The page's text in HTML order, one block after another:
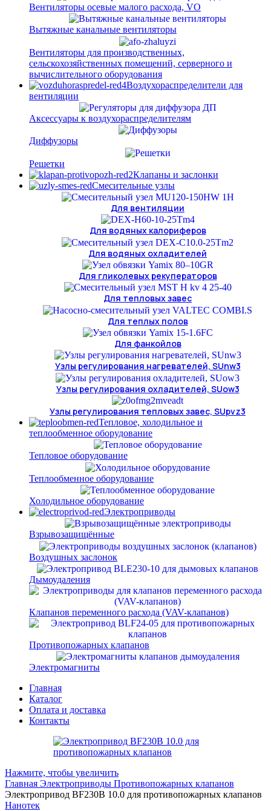
Вентиляторы осевые малого расхода, VO
Вытяжные канальные вентиляторы
Вентиляторы для производственных,
сельскохозяйственных помещений, серверного и
вычислительного оборудования
Воздухораспределители для
вентиляции
Аксессуары к воздухораспределителям
Диффузоры
Решетки
Клапаны и заслонки
Смесительные узлы
Для вентиляции
Для водяных калориферов
Для водяных охладителей
Для гликолевых рекуператоров
Для тепловых завес
Для теплых полов
Для фанкойлов
Узлы регулирования нагревателей, SUnw3
Узлы регулирования охладителей, SUow3
Узлы регулирования тепловых завес, SUpvz3
Тепловое, холодильное и
теплообменное оборудование
Тепловое оборудование
Теплообменное оборудование
Холодильное оборудование
Электроприводы
Взрывозащищённые
Воздушных заслонок
Дымоудаления
Клапанов переменного расхода (VAV-клапанов)
Противопожарных клапанов
Электромагниты
Главная
Каталог
Оплата и доставка
Контакты
Нажмите, чтобы увеличить
Главная Электроприводы Противопожарных клапанов
Электропривод BF230B 10.0 для противопожарных клапанов
Нанотек